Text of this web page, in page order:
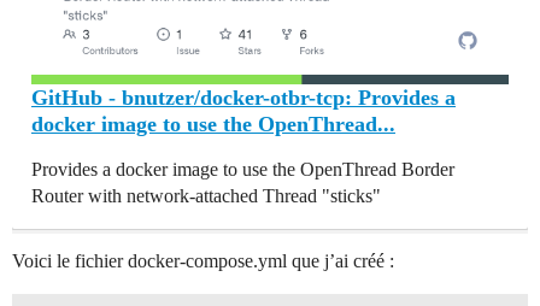
GitHub - bnutzer/docker-otbr-tcp: Provides a
docker image to use the OpenThread...
Provides a docker image to use the OpenThread Border
Router with network-attached Thread "sticks"
Voici le fichier docker-compose.yml que j’ai créé :